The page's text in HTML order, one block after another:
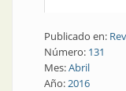
Publicado en:
Número: 131
Mes:Abril
Año:2016